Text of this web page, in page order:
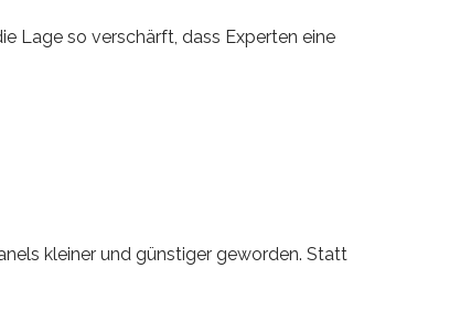
Lage so verschärft, dass Experten eine
kleiner und günstiger geworden. Statt